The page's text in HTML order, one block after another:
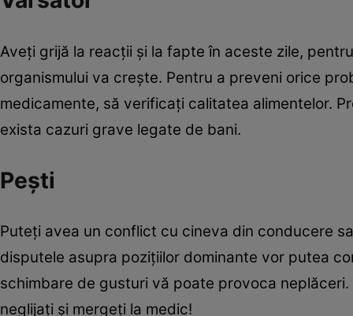
Aveţi grijă la reacţii şi la fapte în aceste zile,
organismului va creşte. Pentru a preveni orice
medicamente, să verificaţi calitatea alimentelor.
exista cazuri grave legate de bani.
Peşti
Puteţi avea un conflict cu cineva din conducere
disputele asupra poziţiilor dominante vor putea
schimbare de gusturi vă poate provoca
neglijaţi şi mergeţi la medic!